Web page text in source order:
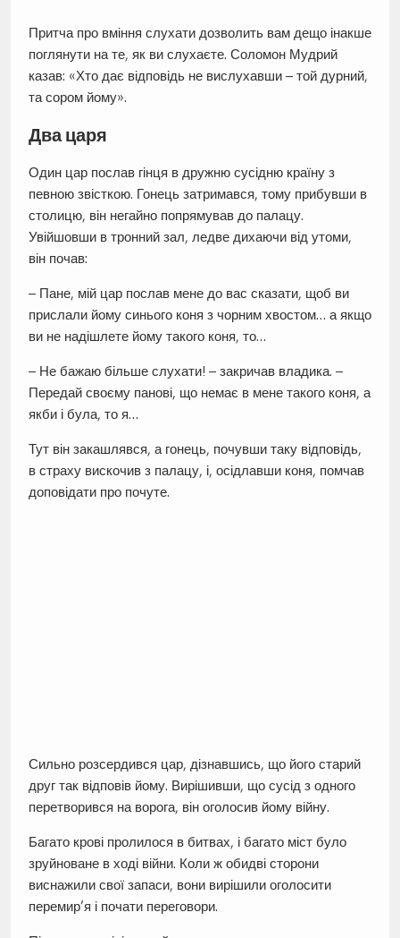
Притча про вміння слухати дозволить вам дещо інакше
поглянути на те, як ви слухаєте. Соломон Мудрий
казав: «Хто дає відповідь не вислухавши – той дурний,
та сором йому».
Два царя
Один цар послав гінця в дружню сусідню країну з
певною звісткою. Гонець затримався, тому прибувши в
столицю, він негайно попрямував до палацу.
Увійшовши в тронний зал, ледве дихаючи від утоми,
він почав:
– Пане, мій цар послав мене до вас сказати, щоб ви
прислали йому синього коня з чорним хвостом… а якщо
ви не надішлете йому такого коня, то…
– Не бажаю більше слухати! – закричав владика. –
Передай своєму панові, що немає в мене такого коня, а
якби і була, то я…
Тут він закашлявся, а гонець, почувши таку відповідь,
в страху вискочив з палацу, і, осідлавши коня, помчав
доповідати про почуте.
Сильно розсердився цар, дізнавшись, що його старий
друг так відповів йому. Вирішивши, що сусід з одного
перетворився на ворога, він оголосив йому війну.
Багато крові пролилося в битвах, і багато міст було
зруйноване в ході війни. Коли ж обидві сторони
виснажили свої запаси, вони вирішили оголосити
перемир’я і почати переговори.